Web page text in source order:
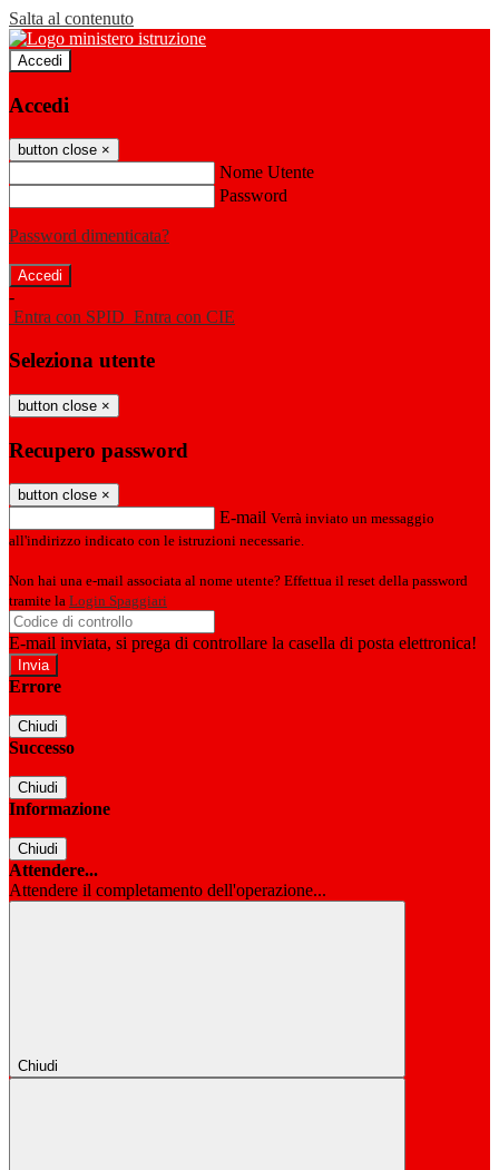
Salta al contenuto
Accedi
Accedi
button close ×
Nome Utente
Password
Password dimenticata?
-
Entra con SPID Entra con CIE
Seleziona utente
button close ×
Recupero password
button close ×
E-mail Verrà inviato un messaggio
all'indirizzo indicato con le istruzioni necessarie.
Non hai una e-mail associata al nome utente? Effettua il reset della password
tramite la Login Spaggiari
E-mail inviata, si prega di controllare la casella di posta elettronica!
Errore
Chiudi
Successo
Chiudi
Informazione
Chiudi
Attendere...
Attendere il completamento dell'operazione...
Chiudi